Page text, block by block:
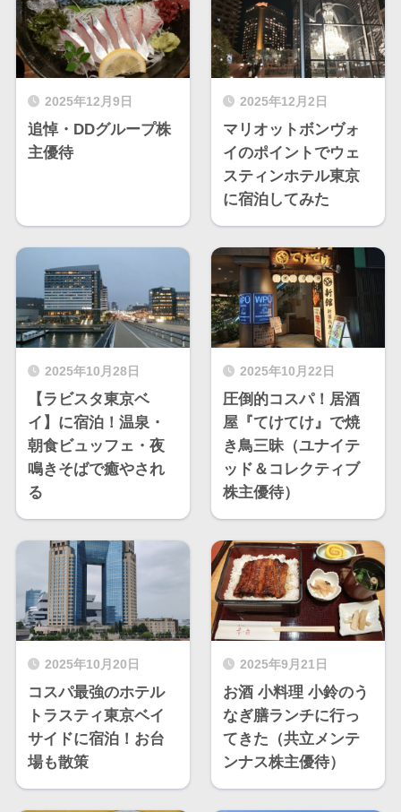
2025年12月9日
追悼・DDグループ株
主優待
2025年12月2日
マリオットボンヴォ
イのポイントでウェ
スティンホテル東京
に宿泊してみた
2025年10月28日
【ラビスタ東京ベ
イ】に宿泊！温泉・
朝食ビュッフェ・夜
鳴きそばで癒やされ
る
2025年10月22日
圧倒的コスパ！居酒
屋『てけてけ』で焼
き鳥三昧（ユナイテ
ッド＆コレクティブ
株主優待）
2025年10月20日
コスパ最強のホテル
トラスティ東京ベイ
サイドに宿泊！お台
場も散策
2025年9月21日
お酒 小料理 小鈴のう
なぎ膳ランチに行っ
てきた（共立メンテ
ンナス株主優待）